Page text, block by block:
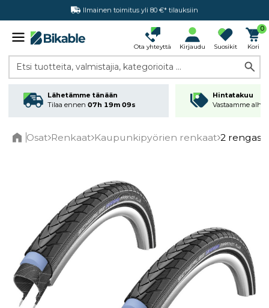
Hintatakuu
Ota yhteyttä Kirjaudu Suosikit
0
Kori
Etsi tuotteita, valmistajia, kategorioita ...
Lähetämme tänään
Tilaa ennen 07h 19m 09s
Hintatakuu
Vastaamme
Osat Renkaat Kaupunkipyörien renkaat 2